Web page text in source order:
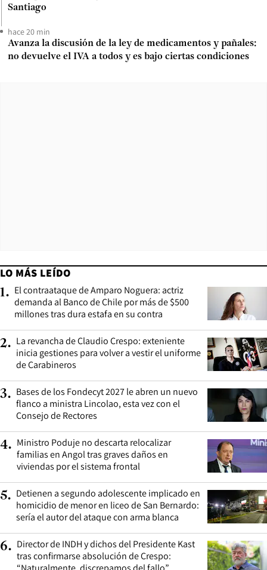
Santiago
hace 20 min
Avanza la discusión de la ley de medicamentos y pañales:
no devuelve el IVA a todos y es bajo ciertas condiciones
LO MÁS LEÍDO
1. El contraataque de Amparo Noguera: actriz
demanda al Banco de Chile por más de $500
millones tras dura estafa en su contra
2. La revancha de Claudio Crespo: exteniente
inicia gestiones para volver a vestir el uniforme
de Carabineros
3. Bases de los Fondecyt 2027 le abren un nuevo
flanco a ministra Lincolao, esta vez con el
Consejo de Rectores
4. Ministro Poduje no descarta relocalizar
familias en Angol tras graves daños en
viviendas por el sistema frontal
5. Detienen a segundo adolescente implicado en
homicidio de menor en liceo de San Bernardo:
sería el autor del ataque con arma blanca
6. Director de INDH y dichos del Presidente Kast
tras confirmarse absolución de Crespo: